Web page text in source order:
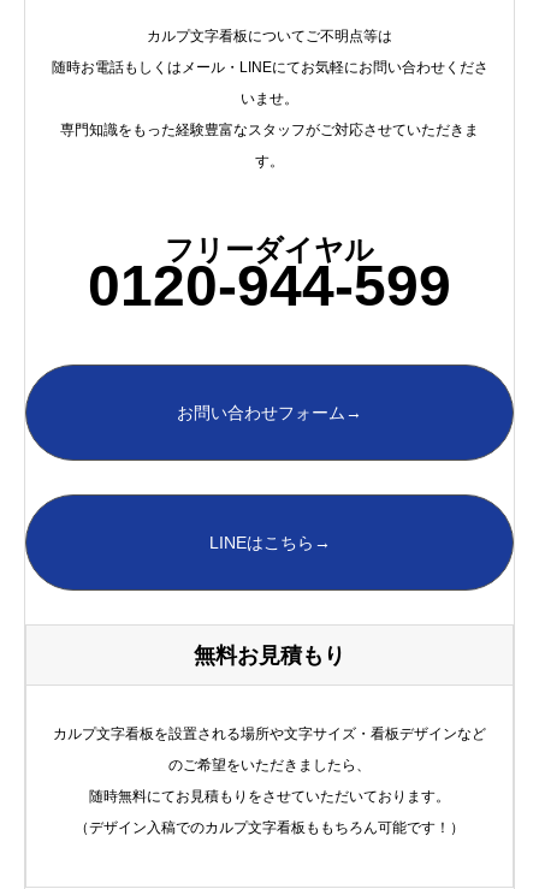
カルプ文字看板についてご不明点等は
随時お電話もしくはメール・LINEにてお気軽にお問い合わせくださ
いませ。
専門知識をもった経験豊富なスタッフがご対応させていただきま
す。
フリーダイヤル
0120-944-599
お問い合わせフォーム→
LINEはこちら→
無料お見積もり
カルプ文字看板を設置される場所や文字サイズ・看板デザインなど
のご希望をいただきましたら、
随時無料にてお見積もりをさせていただいております。
（デザイン入稿でのカルプ文字看板ももちろん可能です！）